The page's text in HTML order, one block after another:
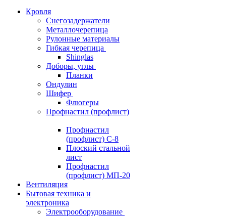
Кровля
Снегозадержатели
Металлочерепица
Рулонные материалы
Гибкая черепица
Shinglas
Доборы, углы
Планки
Ондулин
Шифер
Флюгеры
Профнастил (профлист)
Профнастил
(профлист) С-8
Плоский стальной
лист
Профнастил
(профлист) МП-20
Вентиляция
Бытовая техника и
электроника
Электрооборудование